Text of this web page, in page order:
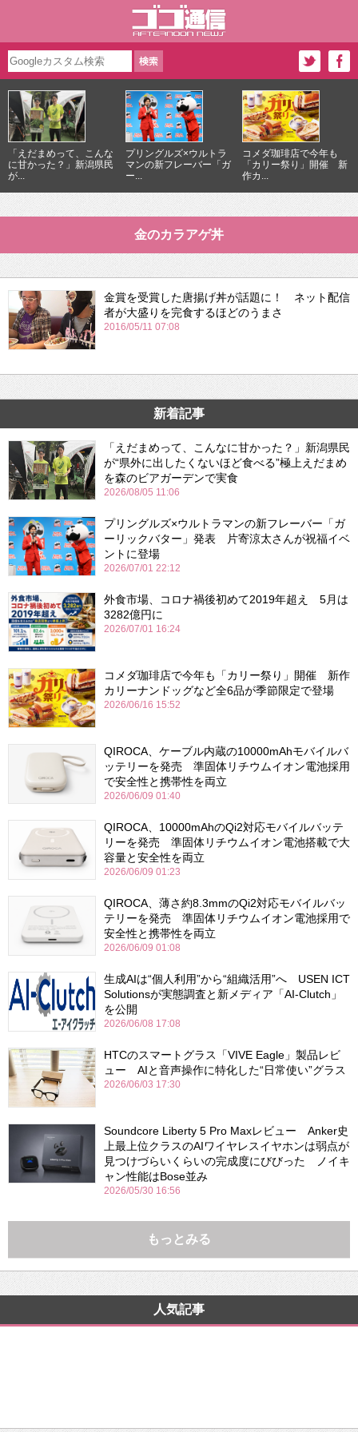
「えだまめって、こんな
に甘かった？」新潟県民
が...
プリングルズ×ウルトラ
マンの新フレーバー「ガ
ー...
コメダ珈琲店で今年も
「カリー祭り」開催 新
作カ...
金のカラアゲ丼
金賞を受賞した唐揚げ丼が話題に！ ネット配信
者が大盛りを完食するほどのうまさ
2016/05/11 07:08
新着記事
「えだまめって、こんなに甘かった？」新潟県民
が“県外に出したくないほど食べる”極上えだまめ
を森のビアガーデンで実食
2026/08/05 11:06
プリングルズ×ウルトラマンの新フレーバー「ガ
ーリックバター」発表 片寄涼太さんが祝福イベ
ントに登場
2026/07/01 22:12
外食市場、コロナ禍後初めて2019年超え 5月は
3282億円に
2026/07/01 16:24
コメダ珈琲店で今年も「カリー祭り」開催 新作
カリーナンドッグなど全6品が季節限定で登場
2026/06/16 15:52
QIROCA、ケーブル内蔵の10000mAhモバイルバ
ッテリーを発売 準固体リチウムイオン電池採用
で安全性と携帯性を両立
2026/06/09 01:40
QIROCA、10000mAhのQi2対応モバイルバッテ
リーを発売 準固体リチウムイオン電池搭載で大
容量と安全性を両立
2026/06/09 01:23
QIROCA、薄さ約8.3mmのQi2対応モバイルバッ
テリーを発売 準固体リチウムイオン電池採用で
安全性と携帯性を両立
2026/06/09 01:08
生成AIは“個人利用”から“組織活用”へ USEN ICT
Solutionsが実態調査と新メディア「AI-Clutch」
を公開
2026/06/08 17:08
HTCのスマートグラス「VIVE Eagle」製品レビ
ュー AIと音声操作に特化した“日常使い”グラス
2026/06/03 17:30
Soundcore Liberty 5 Pro Maxレビュー Anker史
上最上位クラスのAIワイヤレスイヤホンは弱点が
見つけづらいくらいの完成度にびびった ノイキ
ャン性能はBose並み
2026/05/30 16:56
もっとみる
人気記事